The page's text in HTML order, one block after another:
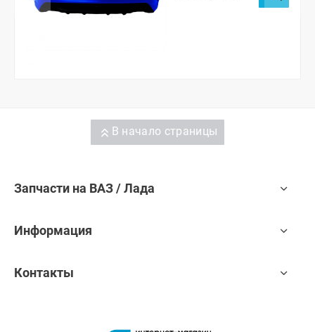
В начало страницы
Запчасти на ВАЗ / Лада
Информация
Контакты